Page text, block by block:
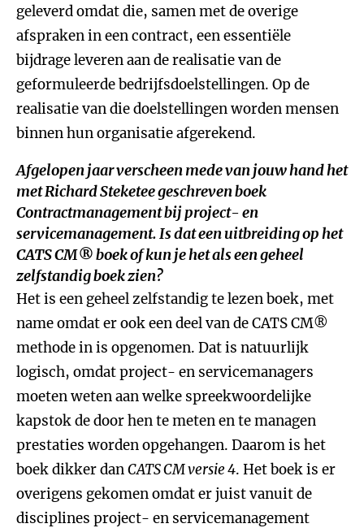
geleverd omdat die, samen met de overige
afspraken in een contract, een essentiële
bijdrage leveren aan de realisatie van de
geformuleerde bedrijfsdoelstellingen. Op de
realisatie van die doelstellingen worden mensen
binnen hun organisatie afgerekend.
Afgelopen jaar verscheen mede van jouw hand het
met Richard Steketee geschreven boek
Contractmanagement bij project- en
servicemanagement. Is dat een uitbreiding op het
CATS CM® boek of kun je het als een geheel
zelfstandig boek zien?
Het is een geheel zelfstandig te lezen boek, met
name omdat er ook een deel van de CATS CM®
methode in is opgenomen. Dat is natuurlijk
logisch, omdat project- en servicemanagers
moeten weten aan welke spreekwoordelijke
kapstok de door hen te meten en te managen
prestaties worden opgehangen. Daarom is het
boek dikker danCATS CM versie 4. Het boek is er
overigens gekomen omdat er juist vanuit de
disciplines project- en servicemanagement